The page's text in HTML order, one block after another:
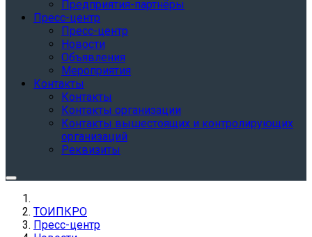
Предприятия-партнёры
Пресс-центр
Пресс-центр
Новости
Объявления
Мероприятия
Контакты
Контакты
Контакты организации
Контакты вышестоящих и контролирующих
организаций
Реквизиты
ТОИПКРО
Пресс-центр